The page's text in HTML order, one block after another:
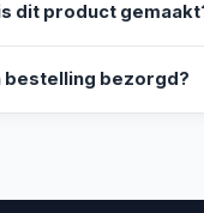
dit product
bestelling bezorgd?